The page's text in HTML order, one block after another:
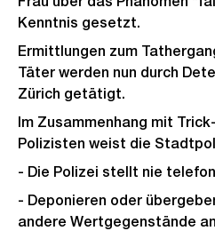
Kenntnis gesetzt.
Ermittlungen zum
Täter werden nun durch
Zürich getätigt.
Im Zusammenhang mit
Polizisten weist die
- Die Polizei stellt nie
- Deponieren oder
andere Wertgegenstände